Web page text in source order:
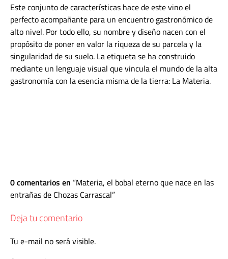
Este conjunto de características hace de este vino el
perfecto acompañante para un encuentro gastronómico de
alto nivel. Por todo ello, su nombre y diseño nacen con el
propósito de poner en valor la riqueza de su parcela y la
singularidad de su suelo. La etiqueta se ha construido
mediante un lenguaje visual que vincula el mundo de la alta
gastronomía con la esencia misma de la tierra: La Materia.
0 comentarios en Materia, el bobal eterno que nace en las
entrañas de Chozas Carrascal
Deja tu comentario
Tu e-mail no será visible.